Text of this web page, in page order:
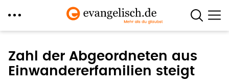
zum
Inhalt
Zahl der Abgeordneten aus
Einwandererfamilien steigt